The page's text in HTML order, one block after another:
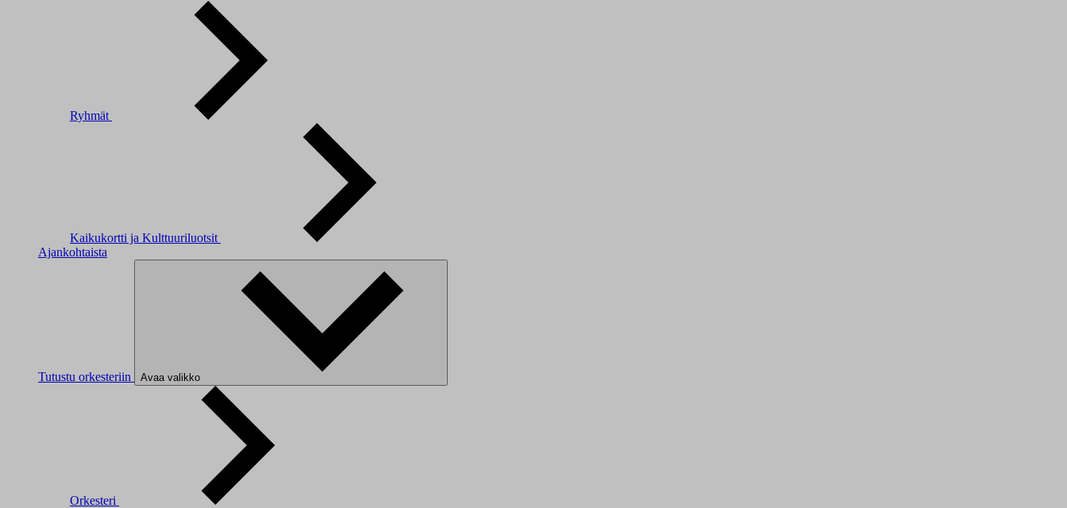
Ryhmät
Kaikukortti ja Kulttuuriluotsit
Ajankohtaista
Tutustu orkesteriin Avaa valikko
Orkesteri